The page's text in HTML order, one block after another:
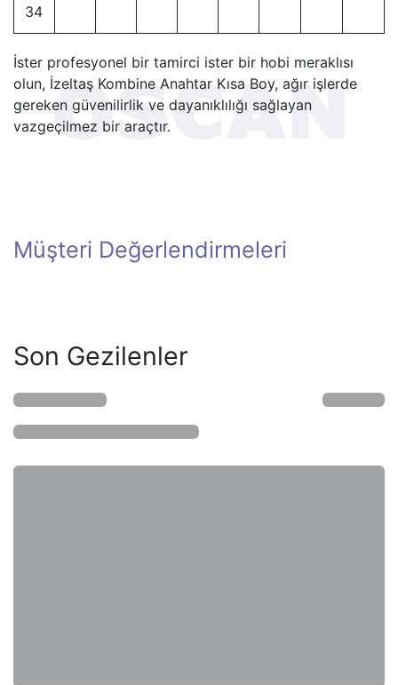
34
İster profesyonel bir tamirci ister bir hobi meraklısı
olun, İzeltaş Kombine Anahtar Kısa Boy, ağır işlerde
gereken güvenilirlik ve dayanıklılığı sağlayan
vazgeçilmez bir araçtır.
Müşteri Değerlendirmeleri
Son Gezilenler